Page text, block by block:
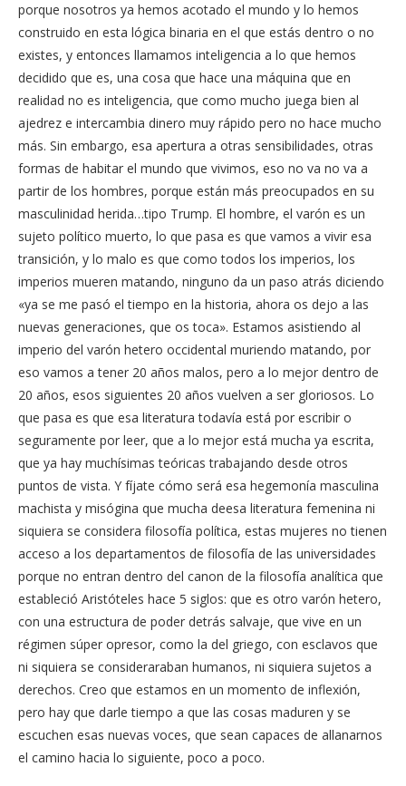
porque nosotros ya hemos acotado el mundo y lo hemos
construido en esta lógica binaria en el que estás dentro o no
existes, y entonces llamamos inteligencia a lo que hemos
decidido que es, una cosa que hace una máquina que en
realidad no es inteligencia, que como mucho juega bien al
ajedrez e intercambia dinero muy rápido pero no hace mucho
más. Sin embargo, esa apertura a otras sensibilidades, otras
formas de habitar el mundo que vivimos, eso no va no va a
partir de los hombres, porque están más preocupados en su
masculinidad herida…tipo Trump. El hombre, el varón es un
sujeto político muerto, lo que pasa es que vamos a vivir esa
transición, y lo malo es que como todos los imperios, los
imperios mueren matando, ninguno da un paso atrás diciendo
«ya se me pasó el tiempo en la historia, ahora os dejo a las
nuevas generaciones, que os toca». Estamos asistiendo al
imperio del varón hetero occidental muriendo matando, por
eso vamos a tener 20 años malos, pero a lo mejor dentro de
20 años, esos siguientes 20 años vuelven a ser gloriosos. Lo
que pasa es que esa literatura todavía está por escribir o
seguramente por leer, que a lo mejor está mucha ya escrita,
que ya hay muchísimas teóricas trabajando desde otros
puntos de vista. Y fíjate cómo será esa hegemonía masculina
machista y misógina que mucha deesa literatura femenina ni
siquiera se considera filosofía política, estas mujeres no tienen
acceso a los departamentos de filosofía de las universidades
porque no entran dentro del canon de la filosofía analítica que
estableció Aristóteles hace 5 siglos: que es otro varón hetero,
con una estructura de poder detrás salvaje, que vive en un
régimen súper opresor, como la del griego, con esclavos que
ni siquiera se consideraraban humanos, ni siquiera sujetos a
derechos. Creo que estamos en un momento de inflexión,
pero hay que darle tiempo a que las cosas maduren y se
escuchen esas nuevas voces, que sean capaces de allanarnos
el camino hacia lo siguiente, poco a poco.